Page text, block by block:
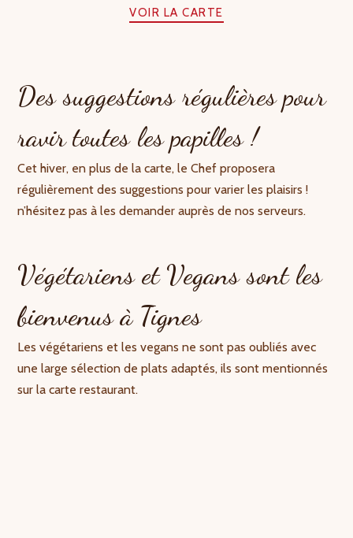
VOIR LA CARTE
Des suggestions régulières pour
ravir toutes les papilles !
Cet hiver, en plus de la carte, le Chef proposera
régulièrement des suggestions pour varier les plaisirs !
n’hésitez pas à les demander auprès de nos serveurs.
Végétariens et Vegans sont les
bienvenus à Tignes
Les végétariens et les vegans ne sont pas oubliés avec
une large sélection de plats adaptés, ils sont mentionnés
sur la carte restaurant.